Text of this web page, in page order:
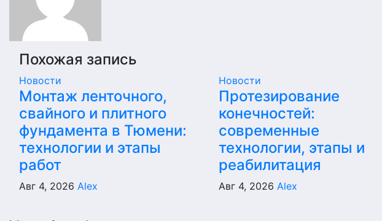
Похожая запись
Новости
Монтаж ленточного,
свайного и плитного
фундамента в Тюмени:
технологии и этапы
работ
Авг 4, 2026 Alex
Новости
Протезирование
конечностей:
современные
технологии, этапы и
реабилитация
Авг 4, 2026Alex